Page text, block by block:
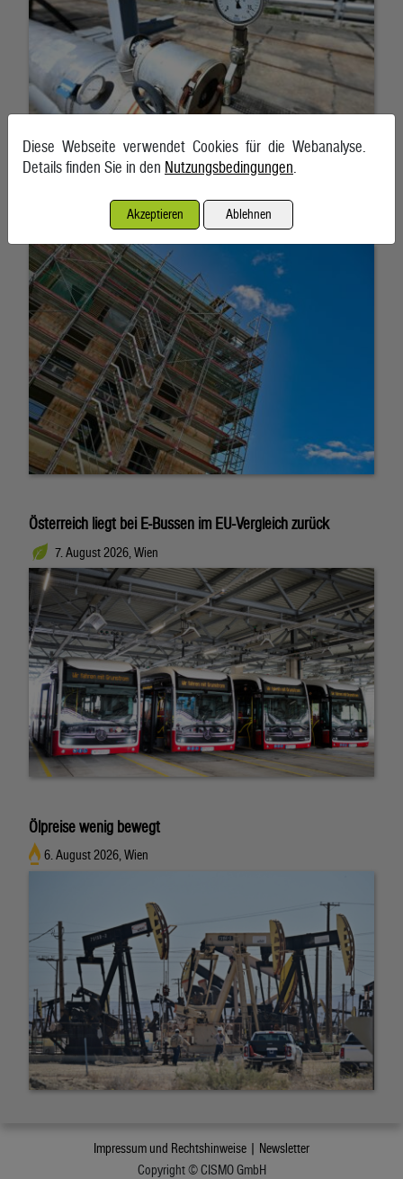
BMF plant Klimafonds für Verkehr und Gebäudesanierung
7. August 2026, Wien
Österreich liegt bei E-Bussen im EU-Vergleich zurück
7. August 2026, Wien
Ölpreise wenig bewegt
6. August 2026, Wien
Impressum und Rechtshinweise | Newsletter
Copyright © CISMO GmbH
Diese Webseite verwendet Cookies für die Webanalyse.
Details finden Sie in den Nutzungsbedingungen.
Akzeptieren Ablehnen